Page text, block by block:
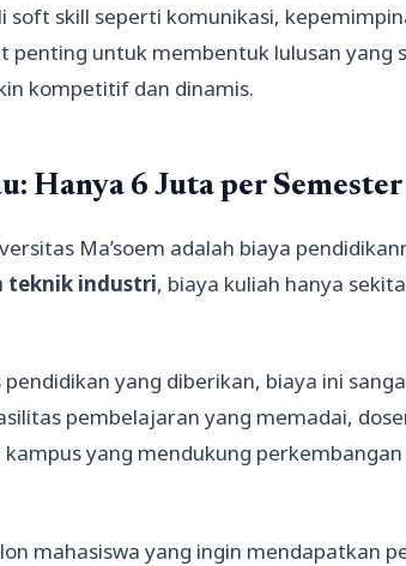
soft skill seperti komunikasi,
penting untuk membentuk lulusan yang
kompetitif dan dinamis.
Hanya 6 Juta per Semester
Ma’soem adalah biaya
teknik industri, biaya kuliah hanya
pendidikan yang diberikan, biaya ini
pembelajaran yang memadai,
yang mendukung
mahasiswa yang ingin mendapatkan